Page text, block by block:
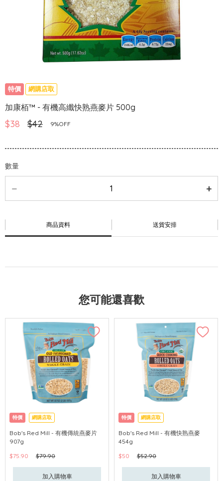
特價 網購店取
加康栢™ - 有機高纖快熟燕麥片 500g
$38 $42 9%OFF
數量
商品資料 送貨安排
您可能還喜歡
特價 網購店取
Bob's Red Mill - 有機傳統燕麥片
907g
$75.90
$79.90
加入購物車
特價 網購店取
Bob's Red Mill - 有機快熟燕麥
454g
$50
$52.90
加入購物車